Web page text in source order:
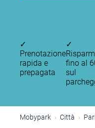
✓
Prenotazione
rapida e
prepagata
✓
fino al
sul
Mobypark Città